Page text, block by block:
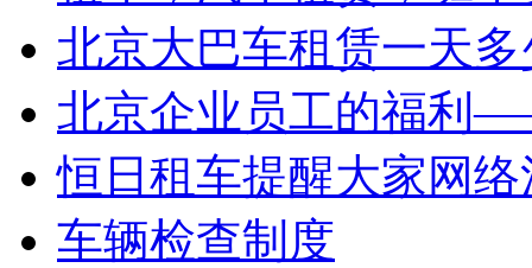
北京大巴车租赁一天
北京企业员工的福利
恒日租车提醒大家网
车辆检查制度